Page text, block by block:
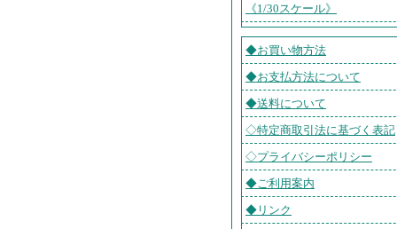
《1/30スケール》
◆お買い物方法
◆お支払方法について
◆送料について
◇特定商取引法に基づく表記
◇プライバシーポリシー
◆ご利用案内
◆リンク